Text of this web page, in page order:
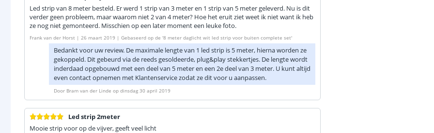
Led strip van 8 meter besteld. Er werd 1 strip van 3 meter en 1 strip van 5 meter geleverd. Nu is dit
verder geen probleem, maar waarom niet 2 van 4 meter? Hoe het eruit ziet weet ik niet want ik heb
ze nog niet gemonteerd. Misschien op een later moment een leuke foto.
Frank van der Horst | 26 maart 2019 | Gebaseerd op de '8 meter daglicht wit led strip voor buiten complete set'
Bedankt voor uw review. De maximale lengte van 1 led strip is 5 meter, hierna worden ze
gekoppeld. Dit gebeurd via de reeds gesoldeerde, plug&play stekkertjes. De lengte wordt
inderdaad opgebouwd met een deel van 5 meter en een 2e deel van 3 meter. U kunt altijd
even contact opnemen met Klantenservice zodat ze dit voor u aanpassen.
Door Bram van der Linde op dinsdag 30 april 2019
Led strip 2meter
Mooie strip voor op de vijver, geeft veel licht